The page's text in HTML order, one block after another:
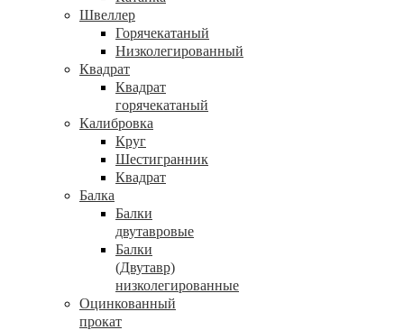
Швеллер
Горячекатаный
Низколегированный
Квадрат
Квадрат
горячекатаный
Калибровка
Круг
Шестигранник
Квадрат
Балка
Балки
двутавровые
Балки
(Двутавр)
низколегированные
Оцинкованный
прокат